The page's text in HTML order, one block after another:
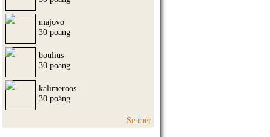
majovo
30 poäng
boulius
30 poäng
kalimeroos
30 poäng
Se mer